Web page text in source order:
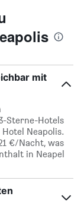
mit
Sterne-Hotels
Neapolis.
€/Nacht, was
in Neapel